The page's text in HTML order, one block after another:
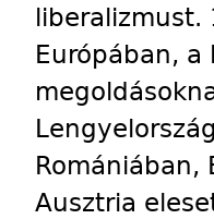
liberalizmust.
Euró­pában,
Romániában,
Ausztria